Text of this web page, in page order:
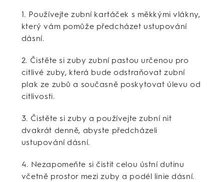
1. Používejte zubní kartáček s měkkými vlákny,
který vám pomůže předcházet ustupování
dásní.
2. Čistěte si zuby zubní pastou určenou pro
citlivé zuby, která bude odstraňovat zubní
plak ze zubů a současně poskytovat úlevu od
citlivosti.
3. Čistěte si zuby a používejte zubní nit
dvakrát denně, abyste předcházeli
ustupování dásní.
4. Nezapomeňte si čistit celou ústní dutinu
včetně prostor mezi zuby a podél linie dásní.